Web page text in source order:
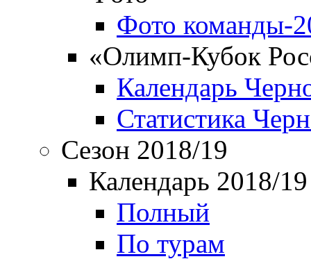
Фото команды-
«Олимп-Кубок
Календарь
Статистика
Сезон 2018/19
Календарь 2018/19
Полный
По турам